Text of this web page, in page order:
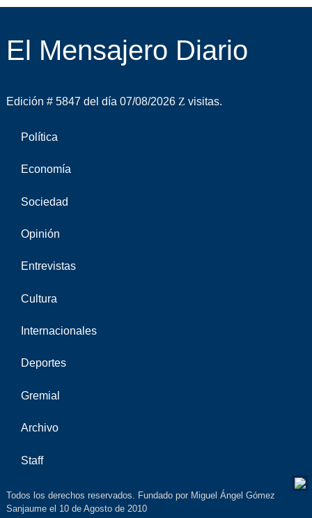
El Mensajero Diario
Edición # 5847 del día 07/08/2026 visitas.
Política
Economía
Sociedad
Opinión
Entrevistas
Cultura
Internacionales
Deportes
Gremial
Archivo
Staff
Todos los derechos reservados. Fundado por Miguel Ángel Gómez
Sanjaume el 10 de Agosto de 2010